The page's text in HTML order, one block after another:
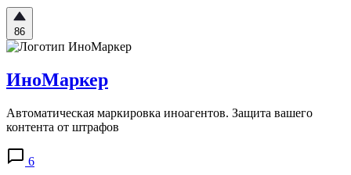
86
ИноМаркер
Автоматическая маркировка иноагентов. Защита вашего
контента от штрафов
6